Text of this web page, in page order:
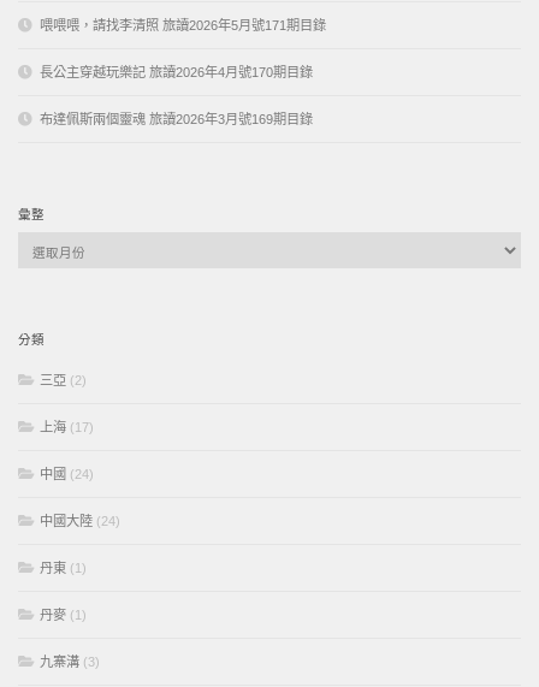
喂喂喂，請找李清照 旅讀2026年5月號171期目錄
長公主穿越玩樂記 旅讀2026年4月號170期目錄
布達佩斯兩個靈魂 旅讀2026年3月號169期目錄
彙整
分類
三亞 (2)
上海 (17)
中國 (24)
中國大陸 (24)
丹東 (1)
丹麥 (1)
九寨溝 (3)